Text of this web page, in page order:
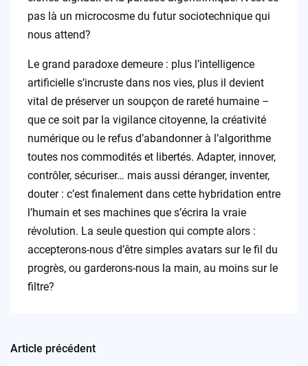
pas là un microcosme du futur sociotechnique qui
nous attend?
Le grand paradoxe demeure : plus l’intelligence
artificielle s’incruste dans nos vies, plus il devient
vital de préserver un soupçon de rareté humaine –
que ce soit par la vigilance citoyenne, la créativité
numérique ou le refus d’abandonner à l’algorithme
toutes nos commodités et libertés. Adapter, innover,
contrôler, sécuriser… mais aussi déranger, inventer,
douter : c’est finalement dans cette hybridation entre
l’humain et ses machines que s’écrira la vraie
révolution. La seule question qui compte alors :
accepterons-nous d’être simples avatars sur le fil du
progrès, ou garderons-nous la main, au moins sur le
filtre?
Post
Article précédent